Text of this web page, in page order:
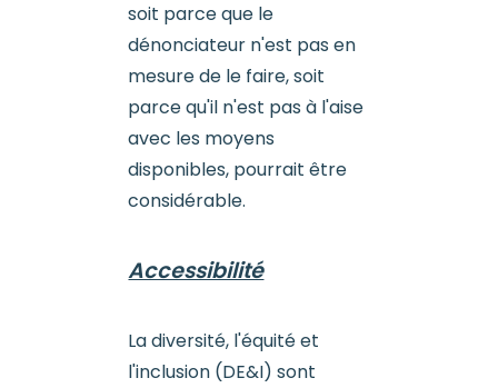
soit parce que le
dénonciateur n'est pas en
mesure de le faire, soit
parce qu'il n'est pas à l'aise
avec les moyens
disponibles, pourrait être
considérable.
Accessibilité
La diversité, l'équité et
l'inclusion (DE&I) sont